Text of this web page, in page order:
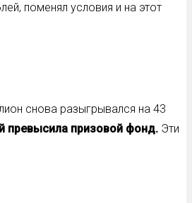
поменял условия и на этот
снова разыгрывался на 43
превысила призовой фонд. Эти